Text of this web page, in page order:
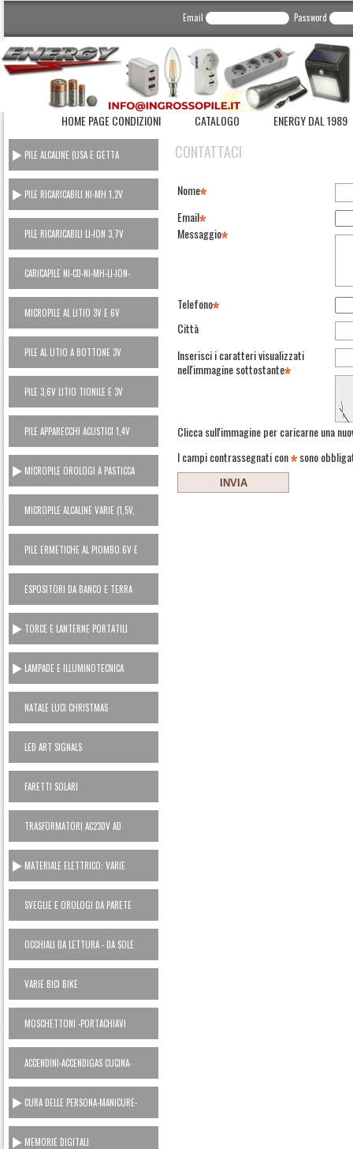
Email Password
HOME PAGE CONDIZIONI CATALOGO ENERGY DAL 1989
PILE ALCALINE (USA E GETTA
CONSUMER)
PILE RICARICABILI NI-MH 1,2V
PILE RICARICABILI LI-ION 3,7V
CARICAPILE NI-CD-NI-MH-LI-ION-
POWER BANK
MICROPILE AL LITIO 3V E 6V
PILE AL LITIO A BOTTONE 3V
PILE 3,6V LITIO TIONILE E 3V
LITIO MANGANESE (USA E GETTA)
PILE APPARECCHI ACUSTICI 1,4V
ZINCO ARIA
MICROPILE OROLOGI A PASTICCA
OSSIDO ARGENTO 1,5V
MICROPILE ALCALINE VARIE (1,5V,
6V, 12V)
PILE ERMETICHE AL PIOMBO 6V E
12V
ESPOSITORI DA BANCO E TERRA
TORCE E LANTERNE PORTATILI
LAMPADE E ILLUMINOTECNICA
NATALE LUCI CHRISTMAS
LED ART SIGNALS
FARETTI SOLARI
TRASFORMATORI AC230V AD
ALIMENTATORI 12V
MATERIALE ELETTRICO: VARIE
SVEGLIE E OROLOGI DA PARETE
OCCHIALI DA LETTURA - DA SOLE
VARIE BICI BIKE
MOSCHETTONI -PORTACHIAVI
ACCENDINI-ACCENDIGAS CUCINA-
RICARICA GAS
CURA DELLE PERSONA-MANICURE-
LAMETTE
MEMORIE DIGITALI
CONTATTACI
Nome
Email
Messaggio
Telefono
Città
Inserisci i caratteri visualizzati
nell'immagine sottostante
Clicca sull'immagine per caricarne una
I campi contrassegnati con
sono